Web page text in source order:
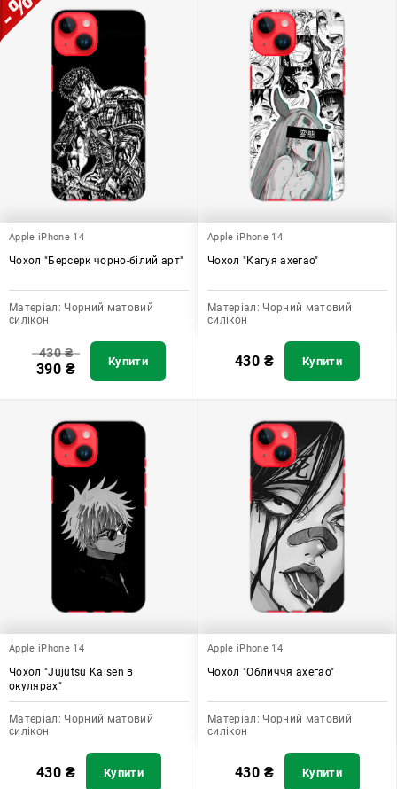
Apple iPhone 14
Чохол "Берсерк чорно-білий арт"
Матеріал: Чорний матовий
силікон
430₴
390 ₴ Купити
Apple iPhone 14
Чохол "Кагуя ахегао"
Матеріал: Чорний матовий
силікон
430 ₴ Купити
Apple iPhone 14
Чохол "Jujutsu Kaisen в
окулярах"
Матеріал: Чорний матовий
силікон
430 ₴ Купити
Apple iPhone 14
Чохол "Обличчя ахегао"
Матеріал: Чорний матовий
силікон
430 ₴ Купити